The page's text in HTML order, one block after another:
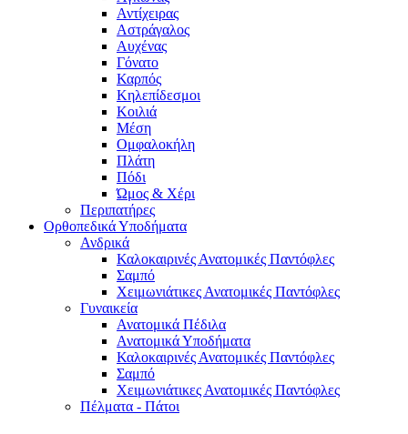
Αντίχειρας
Αστράγαλος
Αυχένας
Γόνατο
Καρπός
Κηλεπίδεσμοι
Κοιλιά
Μέση
Ομφαλοκήλη
Πλάτη
Πόδι
Ώμος & Χέρι
Περιπατήρες
Ορθοπεδικά Υποδήματα
Ανδρικά
Καλοκαιρινές Ανατομικές Παντόφλες
Σαμπό
Χειμωνιάτικες Ανατομικές Παντόφλες
Γυναικεία
Ανατομικά Πέδιλα
Ανατομικά Υποδήματα
Καλοκαιρινές Ανατομικές Παντόφλες
Σαμπό
Χειμωνιάτικες Ανατομικές Παντόφλες
Πέλματα - Πάτοι